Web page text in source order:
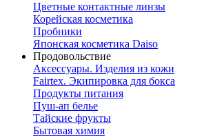
Цветные контактные линзы
Корейская косметика
Пробники
Японская косметика Daiso
Продовольствие
Аксессуары. Изделия из кожи
Fairtex. Экипировка для бокса
Продукты питания
Пуш-ап белье
Тайские фрукты
Бытовая химия